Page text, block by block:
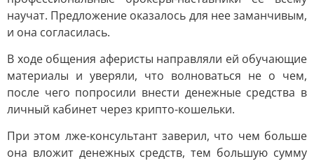
научат. Предложение оказалось для нее заманчивым,
и она согласилась.
В ходе общения аферисты направляли ей обучающие
материалы и уверяли, что волноваться не о чем,
после чего попросили внести денежные средства в
личный кабинет через крипто-кошельки.
При этом лже-консультант заверил, что чем больше
она вложит денежных средств, тем большую сумму